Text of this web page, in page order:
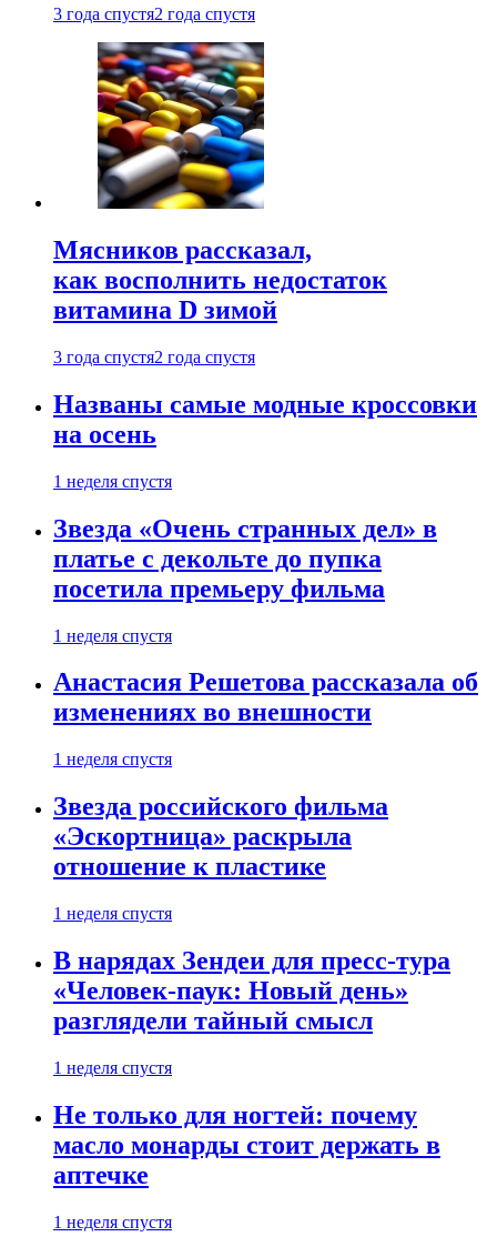
3 года спустя2 года спустя
Мясников рассказал,
как восполнить недостаток
витамина D зимой
3 года спустя2 года спустя
Названы самые модные кроссовки
на осень
1 неделя спустя
Звезда «Очень странных дел» в
платье с декольте до пупка
посетила премьеру фильма
1 неделя спустя
Анастасия Решетова рассказала об
изменениях во внешности
1 неделя спустя
Звезда российского фильма
«Эскортница» раскрыла
отношение к пластике
1 неделя спустя
В нарядах Зендеи для пресс-тура
«Человек-паук: Новый день»
разглядели тайный смысл
1 неделя спустя
Не только для ногтей: почему
масло монарды стоит держать в
аптечке
1 неделя спустя